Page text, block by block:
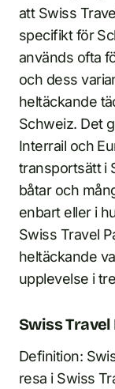
att Swiss
specifikt för
används ofta
och dess
heltäckande
Schweiz. Det
Interrail och
transportsätt i
båtar och
enbart eller i
Swiss Travel
heltäckande
upplevelse i
Swiss Travel
Definition:
resa i Swiss